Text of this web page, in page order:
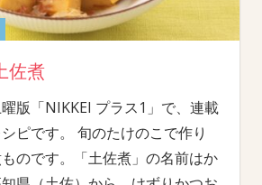
佐煮
版「NIKKEI プラス1」で、連載
ピです。 旬のたけのこで作り
のです。「土佐煮」の名前はか